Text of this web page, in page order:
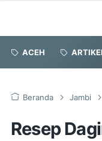
ACEH
Beranda Jambi
Resep